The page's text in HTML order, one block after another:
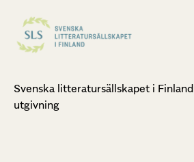
Svenska litteratursällskapet i Finland
utgivning